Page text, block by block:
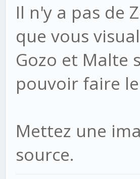
Il n'y a pas de
que vous
Gozo et Malte
pouvoir faire
Mettez une
source.